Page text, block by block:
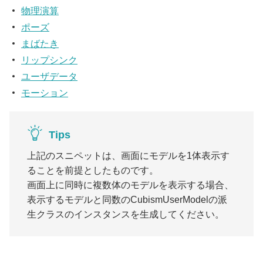
物理演算
ポーズ
まばたき
リップシンク
ユーザデータ
モーション
Tips
上記のスニペットは、画面にモデルを1体表示す
ることを前提としたものです。
画面上に同時に複数体のモデルを表示する場合、
表示するモデルと同数のCubismUserModelの派
生クラスのインスタンスを生成してください。